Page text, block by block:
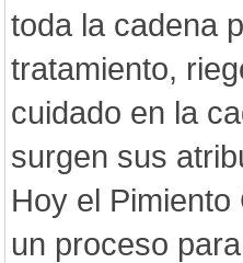
toda la cadena
tratamiento,
cuidado en la
surgen sus
Hoy el
un proceso